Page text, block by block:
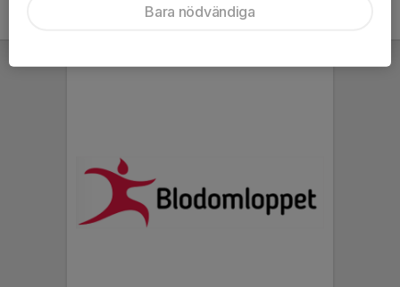
Bara nödvändiga